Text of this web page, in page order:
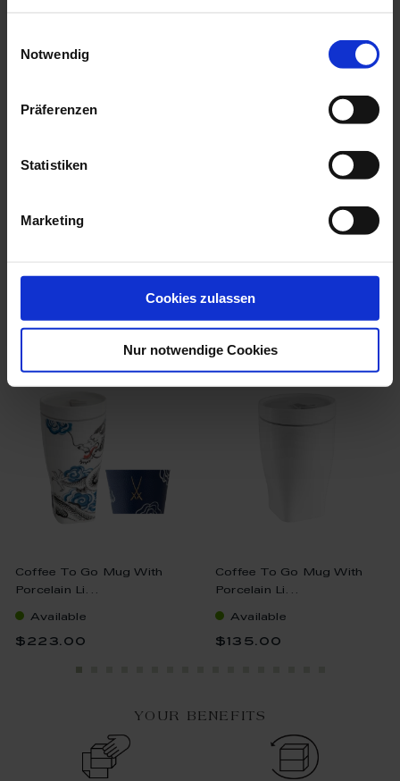
Notwendig
Präferenzen
Statistiken
Marketing
Cookies zulassen
Nur notwendige Cookies
meissen2go small collection
Coffee To Go Mug With
Porcelain Li...
Available
$223.00
Coffee To Go Mug With
Porcelain Li...
Available
$135.00
YOUR BENEFITS